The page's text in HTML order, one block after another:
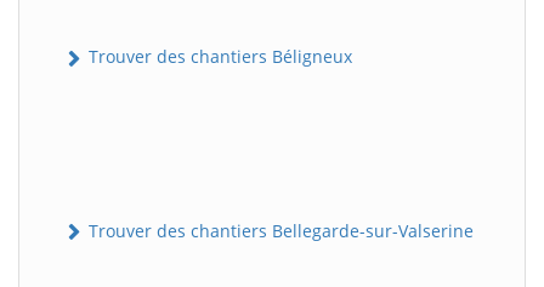
Trouver des chantiers Béligneux
Trouver des chantiers Bellegarde-sur-Valserine